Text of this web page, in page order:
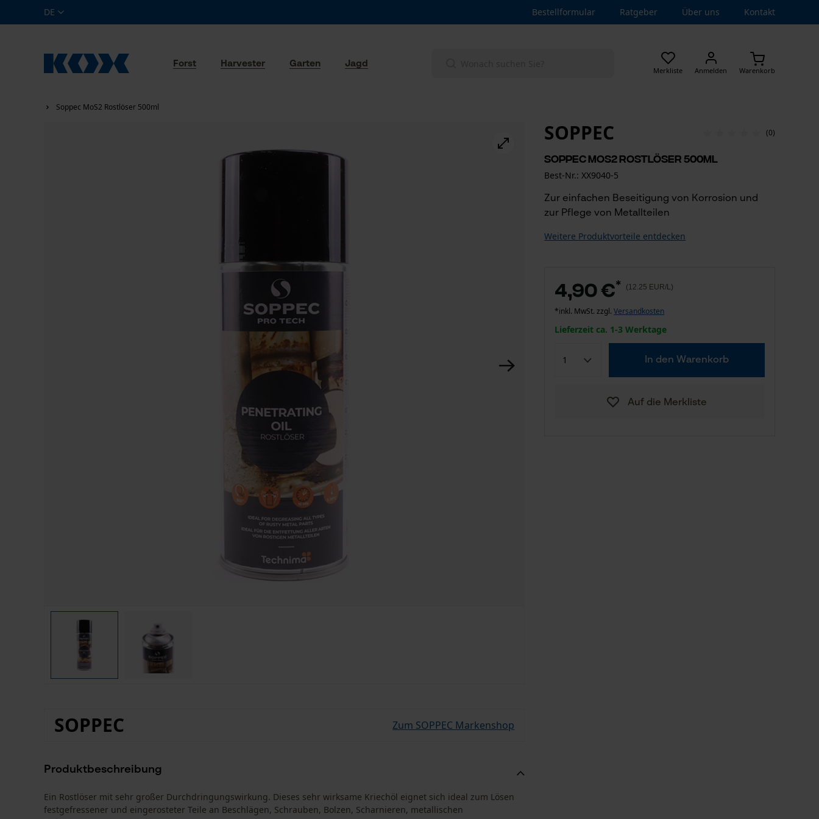
DE Bestellformular Ratgeber Über uns Kontakt
Merkliste Anmelden Warenkorb
Forst Harvester Garten Jagd
Soppec MoS2 Rostlöser 500ml
SOPPEC (0)
Soppec MoS2 Rostlöser 500ml
Best-Nr.: XX9040-5
Zur einfachen Beseitigung von Korrosion und
zur Pflege von Metallteilen
Weitere Produktvorteile entdecken
4,90 €* (12.25 EUR/L)
*inkl. MwSt. zzgl.Versandkosten
Lieferzeit ca. 1-3 Werktage
In den Warenkorb
Auf die Merkliste
SOPPEC Zum SOPPEC Markenshop
Produktbeschreibung
Ein Rostlöser mit sehr großer Durchdringungswirkung. Dieses sehr wirksame Kriechöl eignet sich ideal zum Lösen
festgefressener und eingerosteter Teile an Beschlägen, Schrauben, Bolzen, Scharnieren, metallischen